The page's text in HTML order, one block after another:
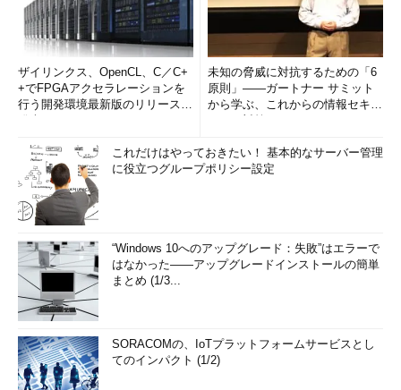
ザイリンクス、OpenCL、C／C+
+でFPGAアクセラレーションを
行う開発環境最新版のリリースを
未知の脅威に対抗するための「6
原則」――ガートナー サミット
から学ぶ、これからの情報セキュ
これだけはやっておきたい！ 基本的なサーバー管理
に役立つグループポリシー設定
“Windows 10へのアップグレード：失敗”はエラーで
はなかった――アップグレードインストールの簡単
まとめ (1/3...
SORACOMの、IoTプラットフォームサービスとし
てのインパクト (1/2)